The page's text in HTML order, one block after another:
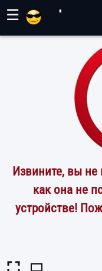
☰
Извините, вы не
как она не
устройстве!